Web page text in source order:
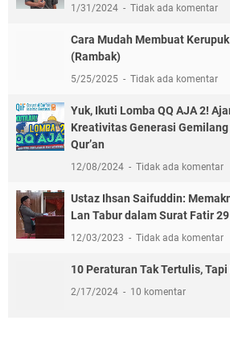
1/31/2024 Tidak ada komentar
Cara Mudah Membuat
(Rambak)
5/25/2025 Tidak ada komentar
Yuk, Ikuti Lomba QQ AJA 2!
Kreativitas Generasi Gemilang
Qur’an
12/08/2024 Tidak ada komentar
Ustaz Ihsan Saifuddin:
Lan Tabur dalam Surat Fatir 29
12/03/2023 Tidak ada komentar
10 Peraturan Tak Tertulis,
2/17/2024 10 komentar